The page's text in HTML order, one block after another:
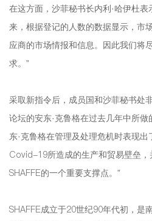
在这方面，沙菲秘书长内利·哈伊杜
来，根据登记的人数的数据显示，市
应商的市场情报和信息。因此我们将
求。”
采取新指令后，成员国和沙菲秘书处
论坛的安东·克鲁格在过去几年中所
东·克鲁格在管理及处理危机时表现
Covid-19所造成的生产和贸易壁垒，
SHAFFE的一个重要支撑点。”
SHAFFE成立于20世纪90年代初，是